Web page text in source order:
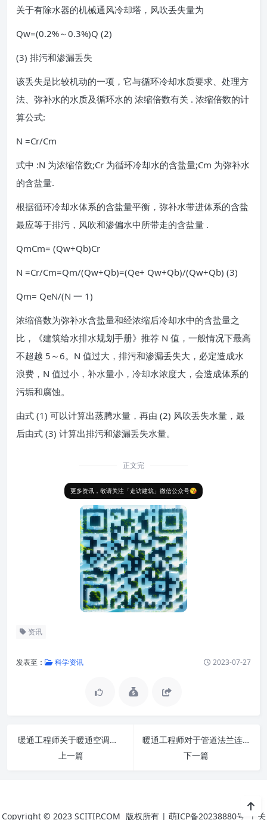
关于有除水器的机械通风冷却塔，风吹丢失量为
Qw=(0.2%～0.3%)Q (2)
(3) 排污和渗漏丢失
该丢失是比较机动的一项，它与循环冷却水质要求、处理方
法、弥补水的水质及循环水的 浓缩倍数有关 . 浓缩倍数的计
算公式:
N =Cr/Cm
式中 :N 为浓缩倍数;Cr 为循环冷却水的含盐量;Cm 为弥补水
的含盐量.
根据循环冷却水体系的含盐量平衡，弥补水带进体系的含盐
最应等于排污，风吹和渗偏水中所带走的含盐量 .
QmCm= (Qw+Qb)Cr
N =Cr/Cm=Qm/(Qw+Qb)=(Qe+ Qw+Qb)/(Qw+Qb) (3)
Qm= QeN/(N 一 1)
浓缩倍数为弥补水含盐量和经浓缩后冷却水中的含盐量之
比，《建筑给水排水规划手册》推荐 N 值，一般情况下最高
不超越 5～6。N 值过大，排污和渗漏丢失大，必定造成水
浪费，N 值过小，补水量小，冷却水浓度大，会造成体系的
污垢和腐蚀。
由式 (1) 可以计算出蒸腾水量，再由 (2) 风吹丢失水量，最
后由式 (3) 计算出排污和渗漏丢失水量。
正文完
更多资讯，敬请关注「走访建筑」微信公众号😘
资讯
发表至： 科学资讯 2023-07-27
暖通工程师关于暖通空调冷却水温度对冷水机制冷的影响
上一篇
暖通工程师对于管道法兰连接符合哪些要求？
下一篇
Copyright © 2023 SCITIP.COM 版权所有 | 萌ICP备20238880号 | 关